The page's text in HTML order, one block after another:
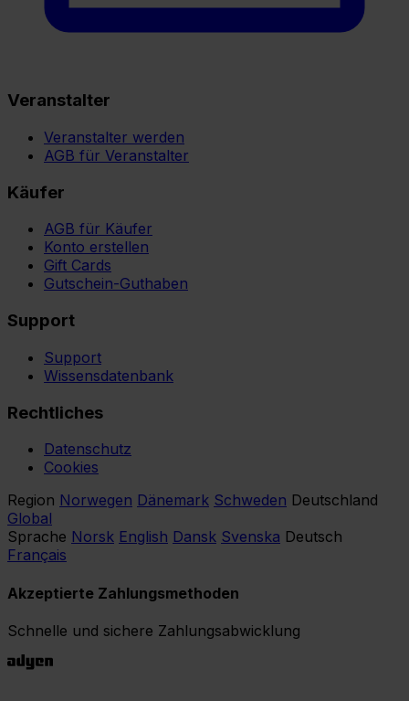
Veranstalter
Veranstalter werden
AGB für Veranstalter
Käufer
AGB für Käufer
Konto erstellen
Gift Cards
Gutschein-Guthaben
Support
Support
Wissensdatenbank
Rechtliches
Datenschutz
Cookies
Region Norwegen Dänemark Schweden Deutschland
Global
Sprache Norsk English Dansk Svenska Deutsch
Français
Akzeptierte Zahlungsmethoden
Schnelle und sichere Zahlungsabwicklung